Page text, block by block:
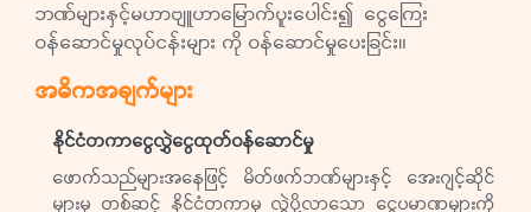
ဘဏ်များနှင့်မဟာဗျူဟာမြောက်ပူးပေါင်း၍ ငွေကြေး
ဝန်ဆောင်မှုလုပ်ငန်းများ ကို ဝန်ဆောင်မှုပေးခြင်း။
အဓိကအချက်များ
နိုင်ငံတကာငွေလွှဲငွေထုတ်ဝန်ဆောင်မှု
ဖောက်သည်များအနေဖြင့် မိတ်ဖက်ဘဏ်များနှင့် အေးဂျင့်ဆိုင်
များမှ တစ်ဆင့် နိုင်ငံတကာမှ လွှဲပို့လာသော ငွေပမာဏများကို